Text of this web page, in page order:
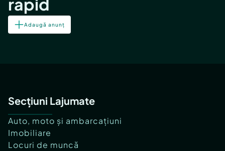
rapid
Adaugă anunț
Secțiuni Lajumate
Auto, moto și ambarcațiuni
Imobiliare
Locuri de muncă